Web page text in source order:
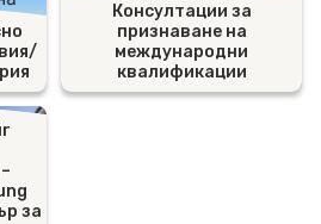
Консултации за
признаване на
международни
квалификации
за